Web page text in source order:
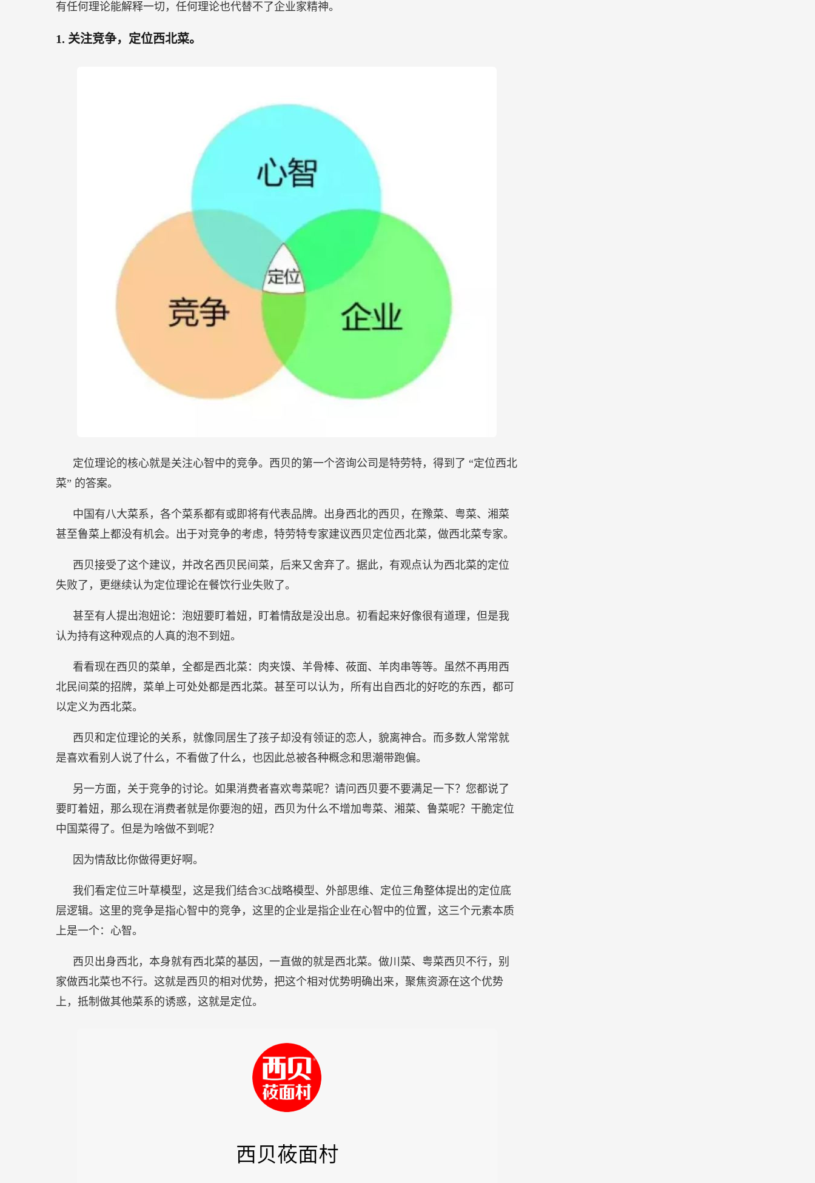
有任何理论能解释一切，任何理论也代替不了企业家精神。
1. 关注竞争，定位西北菜。
定位理论的核心就是关注心智中的竞争。西贝的第一个咨询公司是特劳特，得到了 “定位西北
菜” 的答案。
中国有八大菜系，各个菜系都有或即将有代表品牌。出身西北的西贝，在豫菜、粤菜、湘菜
甚至鲁菜上都没有机会。出于对竞争的考虑，特劳特专家建议西贝定位西北菜，做西北菜专家。
西贝接受了这个建议，并改名西贝民间菜，后来又舍弃了。据此，有观点认为西北菜的定位
失败了，更继续认为定位理论在餐饮行业失败了。
甚至有人提出泡妞论：泡妞要盯着妞，盯着情敌是没出息。初看起来好像很有道理，但是我
认为持有这种观点的人真的泡不到妞。
看看现在西贝的菜单，全都是西北菜：肉夹馍、羊骨棒、莜面、羊肉串等等。虽然不再用西
北民间菜的招牌，菜单上可处处都是西北菜。甚至可以认为，所有出自西北的好吃的东西，都可
以定义为西北菜。
西贝和定位理论的关系，就像同居生了孩子却没有领证的恋人，貌离神合。而多数人常常就
是喜欢看别人说了什么，不看做了什么，也因此总被各种概念和思潮带跑偏。
另一方面，关于竞争的讨论。如果消费者喜欢粤菜呢？请问西贝要不要满足一下？您都说了
要盯着妞，那么现在消费者就是你要泡的妞，西贝为什么不增加粤菜、湘菜、鲁菜呢？干脆定位
中国菜得了。但是为啥做不到呢？
因为情敌比你做得更好啊。
我们看定位三叶草模型，这是我们结合3C战略模型、外部思维、定位三角整体提出的定位底
层逻辑。这里的竞争是指心智中的竞争，这里的企业是指企业在心智中的位置，这三个元素本质
上是一个：心智。
西贝出身西北，本身就有西北菜的基因，一直做的就是西北菜。做川菜、粤菜西贝不行，别
家做西北菜也不行。这就是西贝的相对优势，把这个相对优势明确出来，聚焦资源在这个优势
上，抵制做其他菜系的诱惑，这就是定位。